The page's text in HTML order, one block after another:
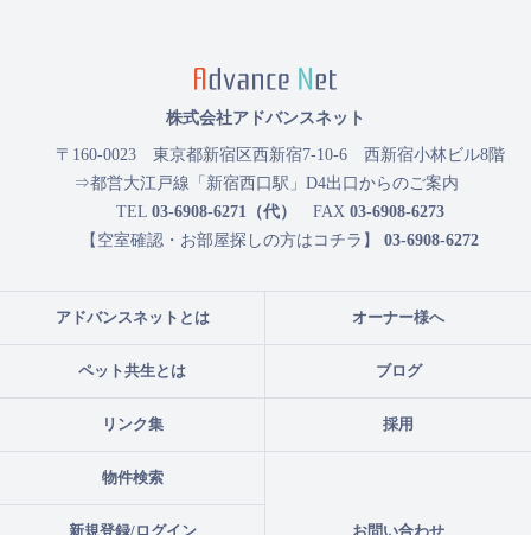
アドバンスネットとは オーナー様へ
ペット共生とは ブログ
リンク集 採用
物件検索
新規登録/ログイン お問い合わせ
株式会社アドバンスネット
〒160-0023 東京都新宿区西新宿7-10-6 西新宿小林ビル8階
⇒都営大江戸線「新宿西口駅」D4出口からのご案内
TEL 03-6908-6271（代） FAX 03-6908-6273
【空室確認・お部屋探しの方はコチラ】 03-6908-6272